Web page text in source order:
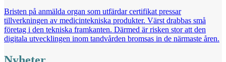
Bristen på anmälda organ som utfärdar certifikat ­pressar
tillverkningen av medicintekniska produkter. Värst drabbas små
företag i den tekniska framkanten. Därmed är risken stor att den
digitala utvecklingen inom tandvården bromsas in de närmaste åren.